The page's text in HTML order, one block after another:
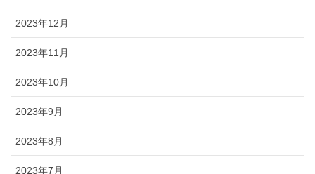
2023年12月
2023年11月
2023年10月
2023年9月
2023年8月
2023年7月